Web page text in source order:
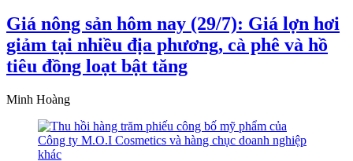
Giá nông sản hôm nay (29/7): Giá lợn hơi
giảm tại nhiều địa phương, cà phê và hồ
tiêu đồng loạt bật tăng
Minh Hoàng